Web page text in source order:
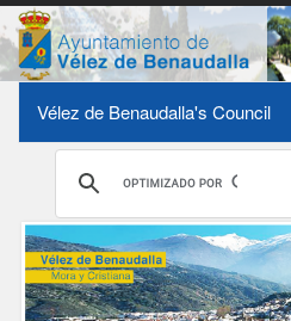
Vélez de Benaudalla's Council